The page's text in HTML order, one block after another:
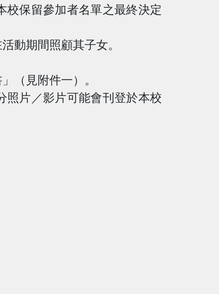
校保留參加者名單之最終決定
動期間照顧其子女。
（見附件一）。
照片／影片可能會刊登於本校